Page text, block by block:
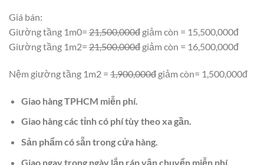
Giá bán:
Giường tầng 1m0= 21,500,000đ giảm còn = 15,500,000đ
Giường tầng 1m2= 21,500,000đ giảm còn = 16,500,000đ
Nệm giường tầng 1m2 = 1,900,000đ giảm còn= 1,500,000đ
Giao hàng TPHCM miễn phí.
Giao hàng các tỉnh có phí tùy theo xa gần.
Sản phẩm có sẵn trong cửa hàng.
Giao ngay trong ngày lắp ráp vận chuyển miễn phí.